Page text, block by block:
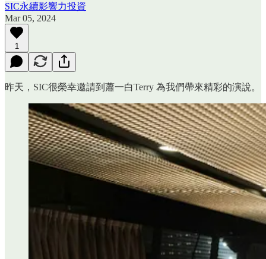
SIC永續影響力投資
Mar 05, 2024
1
昨天，SIC很榮幸邀請到蕭一白Terry 為我們帶來精彩的演說。